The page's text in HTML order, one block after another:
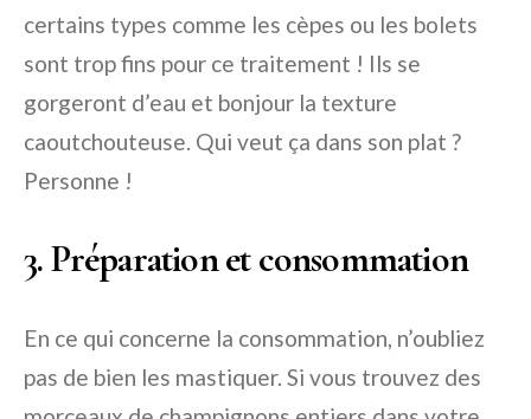
certains types comme les cèpes ou les bolets
sont trop fins pour ce traitement ! Ils se
gorgeront d’eau et bonjour la texture
caoutchouteuse. Qui veut ça dans son plat ?
Personne !
3. Préparation et consommation
En ce qui concerne la consommation, n’oubliez
pas de bien les mastiquer. Si vous trouvez des